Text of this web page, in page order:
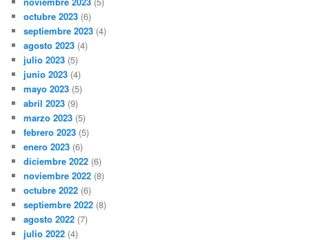
octubre 2023 (6)
septiembre 2023 (4)
agosto 2023 (4)
julio 2023 (5)
junio 2023 (4)
mayo 2023 (5)
abril 2023 (9)
marzo 2023 (5)
febrero 2023 (5)
enero 2023 (6)
diciembre 2022 (6)
noviembre 2022 (8)
octubre 2022 (6)
septiembre 2022 (8)
agosto 2022 (7)
julio 2022 (4)